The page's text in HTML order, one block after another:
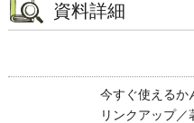
資料詳細
今すぐ使えるか
リンクアップ